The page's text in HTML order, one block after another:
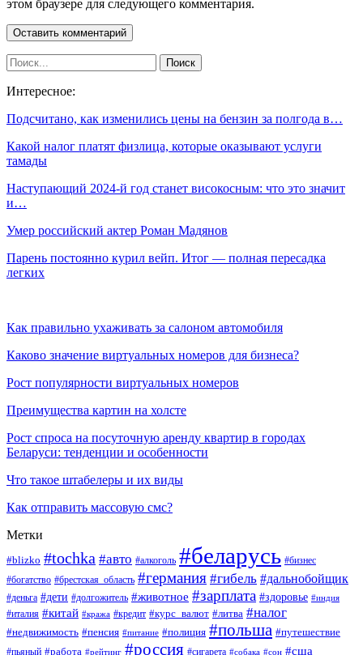
этом браузере для следующего комментария.
Интересное:
Подсчитано, как изменились цены на бензин за полгода в…
Какой налог платят физлица, которые оказывают услуги
тамады
Наступающий 2024-й год станет високосным: что это значит
и…
Умер российский актер Роман Мадянов
Парень постоянно курил вейп. Итог — полная пересадка
легких
Как правильно ухаживать за салоном автомобиля
Каково значение виртуальных номеров для бизнеса?
Рост популярности виртуальных номеров
Преимущества картин на холсте
Рост спроса на посуточную аренду квартир в городах
Беларуси: тенденции и особенности
Что такое штабелеры и их виды
Как отправить массовую смс?
Метки
#blizko #tochka #авто #алкоголь #беларусь #бизнес
#богатство #брестская_область #германия #гибель #дальнобойщик
#деньга #дети #долгожитель #животное #зарплата #здоровье #индия
#италия #китай #кража #кредит #курс_валют #литва #налог
#недвижимость #пенсия #питание #полиция #польша #путешествие
#пьяный #работа #рейтинг #россия #сигарета #собака #сон #сша